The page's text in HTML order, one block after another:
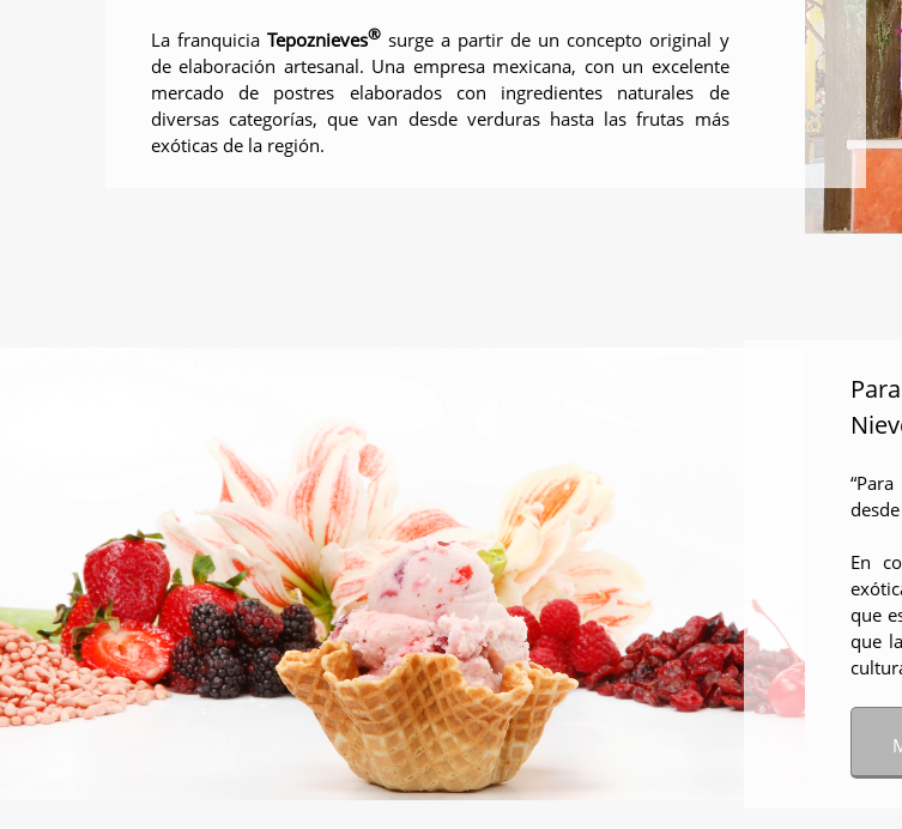
La franquiciaTepoznieves® surge a partir de un concepto original y
de elaboración artesanal. Una empresa mexicana, con un excelente
mercado de postres elaborados con ingredientes naturales de
diversas categorías, que van desde verduras hasta las frutas más
exóticas de la región.
En
que
que